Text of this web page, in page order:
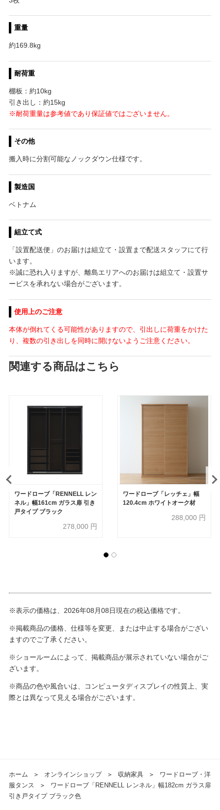
重量
約169.8kg
耐荷重
棚板：約10kg
引き出し：約15kg
※耐荷重量は参考値であり保証値ではございません。
その他
搬入時に分割可能なノックダウン仕様です。
製造国
ベトナム
組立て式
「設置配送便」のお届けは組立て・設置まで配送スタッフにて行
います。
※誠に恐れ入りますが、離島エリアへのお届けは組立て・設置サ
ービスを承れない場合がございます。
使用上のご注意
本体が倒れてくる可能性がありますので、引出しに荷重をかけた
り、複数の引き出しを同時に開けないようご注意ください。
関連する商品はこちら
ワードローブ「RENNELL レン
ネル」幅161cm ガラス扉 引き
戸タイプ ブラック
278,000 円
ワードローブ「レッチェ」幅
120.4cm ホワイトオーク材
288,000 円
※表示の価格は、2026年08月08日現在の税込価格です。
※掲載商品の価格、仕様等を変更、または中止する場合がござい
ますのでご了承ください。
※ショールームによって、掲載商品が展示されていない場合がご
ざいます。
※商品の色や風合いは、コンピュータディスプレイの性質上、実
際とは異なって見える場合がございます。
ホーム ＞ オンラインショップ ＞ 収納家具 ＞
ワードローブ・洋
服タンス
＞
ワードローブ「RENNELL レンネル」幅182cm ガラス扉
引き戸タイプ ブラック色